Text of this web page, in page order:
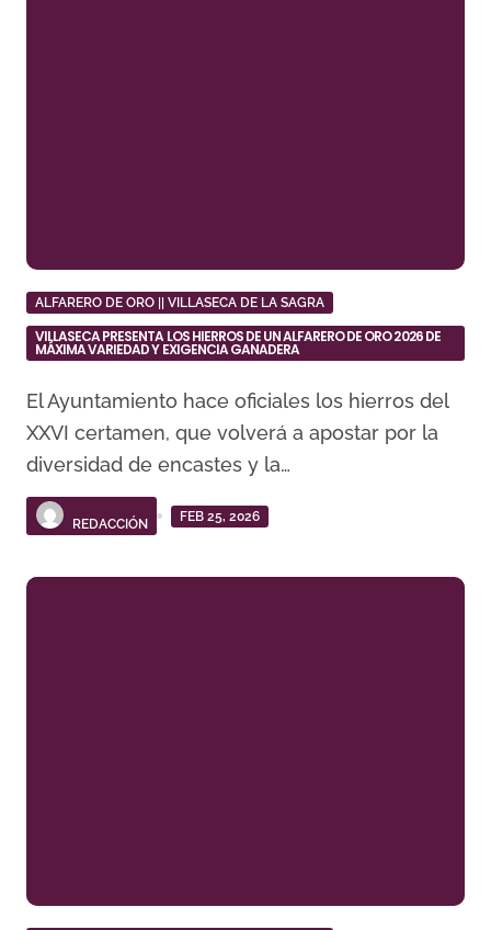
ALFARERO DE ORO || VILLASECA DE LA SAGRA
VILLASECA PRESENTA LOS HIERROS DE UN ALFARERO DE ORO 2026 DE
MÁXIMA VARIEDAD Y EXIGENCIA GANADERA
El Ayuntamiento hace oficiales los hierros del
XXVI certamen, que volverá a apostar por la
diversidad de encastes y la…
REDACCIÓN
FEB 25, 2026